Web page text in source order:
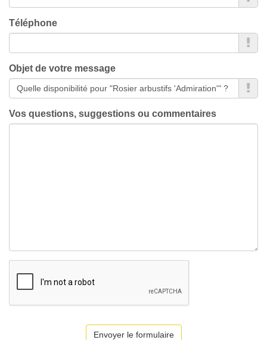
Téléphone
Objet de votre message
Vos questions, suggestions ou commentaires
Envoyer le formulaire